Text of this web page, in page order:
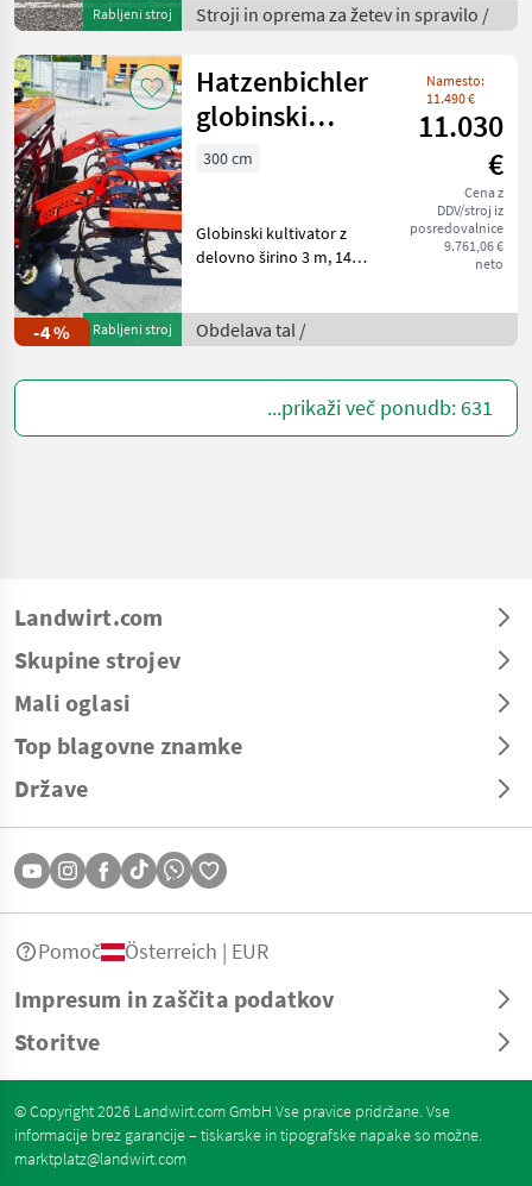
Rabljeni stroj
nožev, zaščito pred trkom
in kardanskim gredom,
Stroji in oprema za žetev in spravilo /
-4 % Rabljeni stroj
Hatzenbichler
globinski
kultivator 300 +
Namesto:
11.490 €
11.030
€
Cena z
DDV/stroj iz
posredovalnice
9.761,06 €
neto
300 cm
Globinski kultivator z
delovno širino 3 m, 14
radljami, nastavljivimi
usmerjevalnimi diski,
palčnim valjem in
mehanskim sejal
Obdelava tal /
...prikaži več ponudb: 631
Landwirt.com
Skupine strojev
Mali oglasi
Top blagovne znamke
Države
Impresum in zaščita podatkov
Storitve
Pomoč Österreich | EUR
© Copyright 2026 Landwirt.com GmbH Vse pravice pridržane. Vse
informacije brez garancije – tiskarske in tipografske napake so možne.
marktplatz@landwirt.com